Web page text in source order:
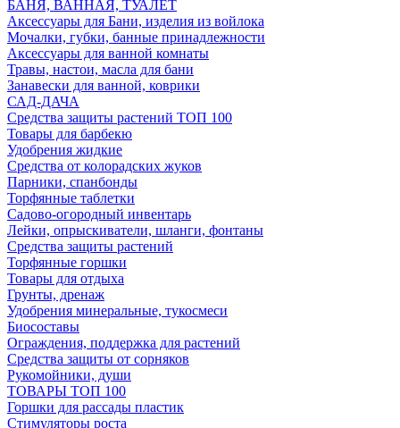
БАНЯ, ВАННАЯ, ТУАЛЕТ
Аксессуары для Бани, изделия из войлока
Мочалки, губки, банные принадлежности
Аксессуары для ванной комнаты
Травы, настои, масла для бани
Занавески для ванной, коврики
САД-ДАЧА
Средства защиты растений ТОП 100
Товары для барбекю
Удобрения жидкие
Средства от колорадских жуков
Парники, спанбонды
Торфянные таблетки
Садово-огородный инвентарь
Лейки, опрыскиватели, шланги, фонтаны
Средства защиты растений
Торфянные горшки
Товары для отдыха
Грунты, дренаж
Удобрения минеральные, тукосмеси
Биосоставы
Ограждения, поддержка для растений
Средства защиты от сорняков
Рукомойники, души
ТОВАРЫ ТОП 100
Горшки для рассады пластик
Стимуляторы роста